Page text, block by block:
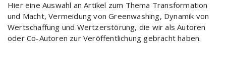
Hier eine Auswahl an Artikel zum Thema Transformation
und Macht, Vermeidung von Greenwashing, Dynamik von
Wertschaffung und Wertzerstörung, die wir als Autoren
oder Co-Autoren zur Veröffentlichung gebracht haben.